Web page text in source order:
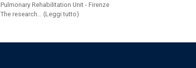
Pulmonary Rehabilitation Unit - Firenze
The research... (Leggi tutto)